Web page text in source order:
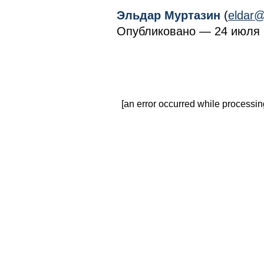
Эльдар Муртазин (
Опубликовано — 24 июля
[an error occurred while